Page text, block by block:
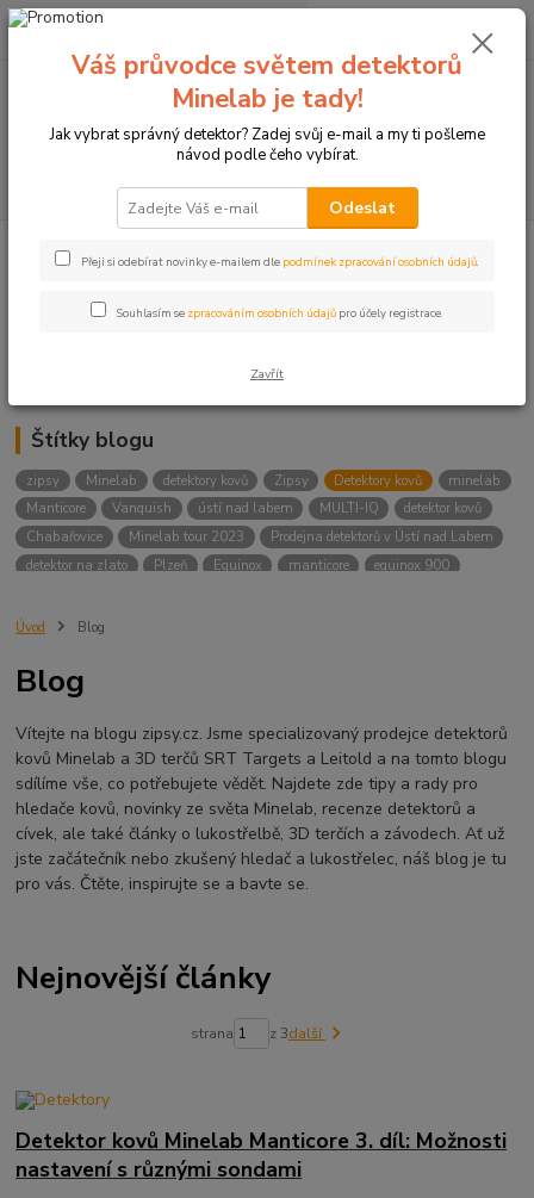
+420774877333
0 Kč
Kategorie blogu
Detektory
Štítky blogu
zipsy Minelab detektory kovů Zipsy Detektory kovů
minelab
Manticore
Vanquish ústí nad labem MULTI-IQ
detektor kovů
Chabařovice
Minelab tour 2023
Prodejna detektorů v Ústí nad Labem
detektor na zlato
Plzeň Equinox manticore
equinox 900
Sraz detektorářů
ÚSTÍ NAD LABEM
Jídlo na cesty
Mníšek u Liberece Karlovy Vary
Equinox 900
Soutěž o detektor
Severní Čechy
hledání pokladů
technologie Multi IQ
Úvod Blog
Blog
Vítejte na blogu zipsy.cz. Jsme specializovaný prodejce detektorů
kovů Minelab a 3D terčů SRT Targets a Leitold a na tomto blogu
sdílíme vše, co potřebujete vědět. Najdete zde tipy a rady pro
hledače kovů, novinky ze světa Minelab, recenze detektorů a
cívek, ale také články o lukostřelbě, 3D terčích a závodech. Ať už
jste začátečník nebo zkušený hledač a lukostřelec, náš blog je tu
pro vás. Čtěte, inspirujte se a bavte se.
Nejnovější články
strana z 3další
Detektor kovů Minelab Manticore 3. díl: Možnosti
nastavení s různými sondami
Váš průvodce světem detektorů
Minelab je tady!
Jak vybrat správný detektor? Zadej svůj e-mail a my ti pošleme
návod podle čeho vybírat.
Odeslat
Přeji si odebírat novinky e-mailem dle podmínek zpracování osobních údajů.
Souhlasím se zpracováním osobních údajů pro účely registrace.
Zavřít